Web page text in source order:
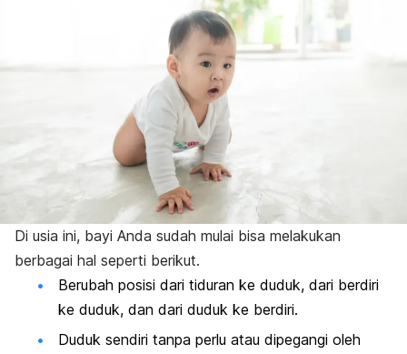
Di usia ini, bayi Anda sudah mulai bisa melakukan
berbagai hal seperti berikut.
Berubah posisi dari tiduran ke duduk, dari berdiri
ke duduk, dan dari duduk ke berdiri.
Duduk sendiri tanpa perlu atau dipegangi oleh